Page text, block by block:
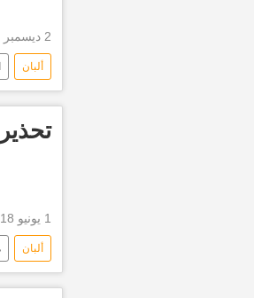
2 ديسمبر 2020, 12:33 GMT
ألبان
1 يونيو 2018, 21:53 GMT
ألبان